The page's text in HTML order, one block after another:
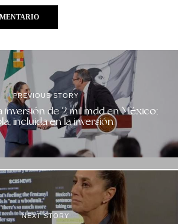
PREVIOUS STORY
inversión de 2 mil mdd en México;
incluida en la inversión
NEXT STORY